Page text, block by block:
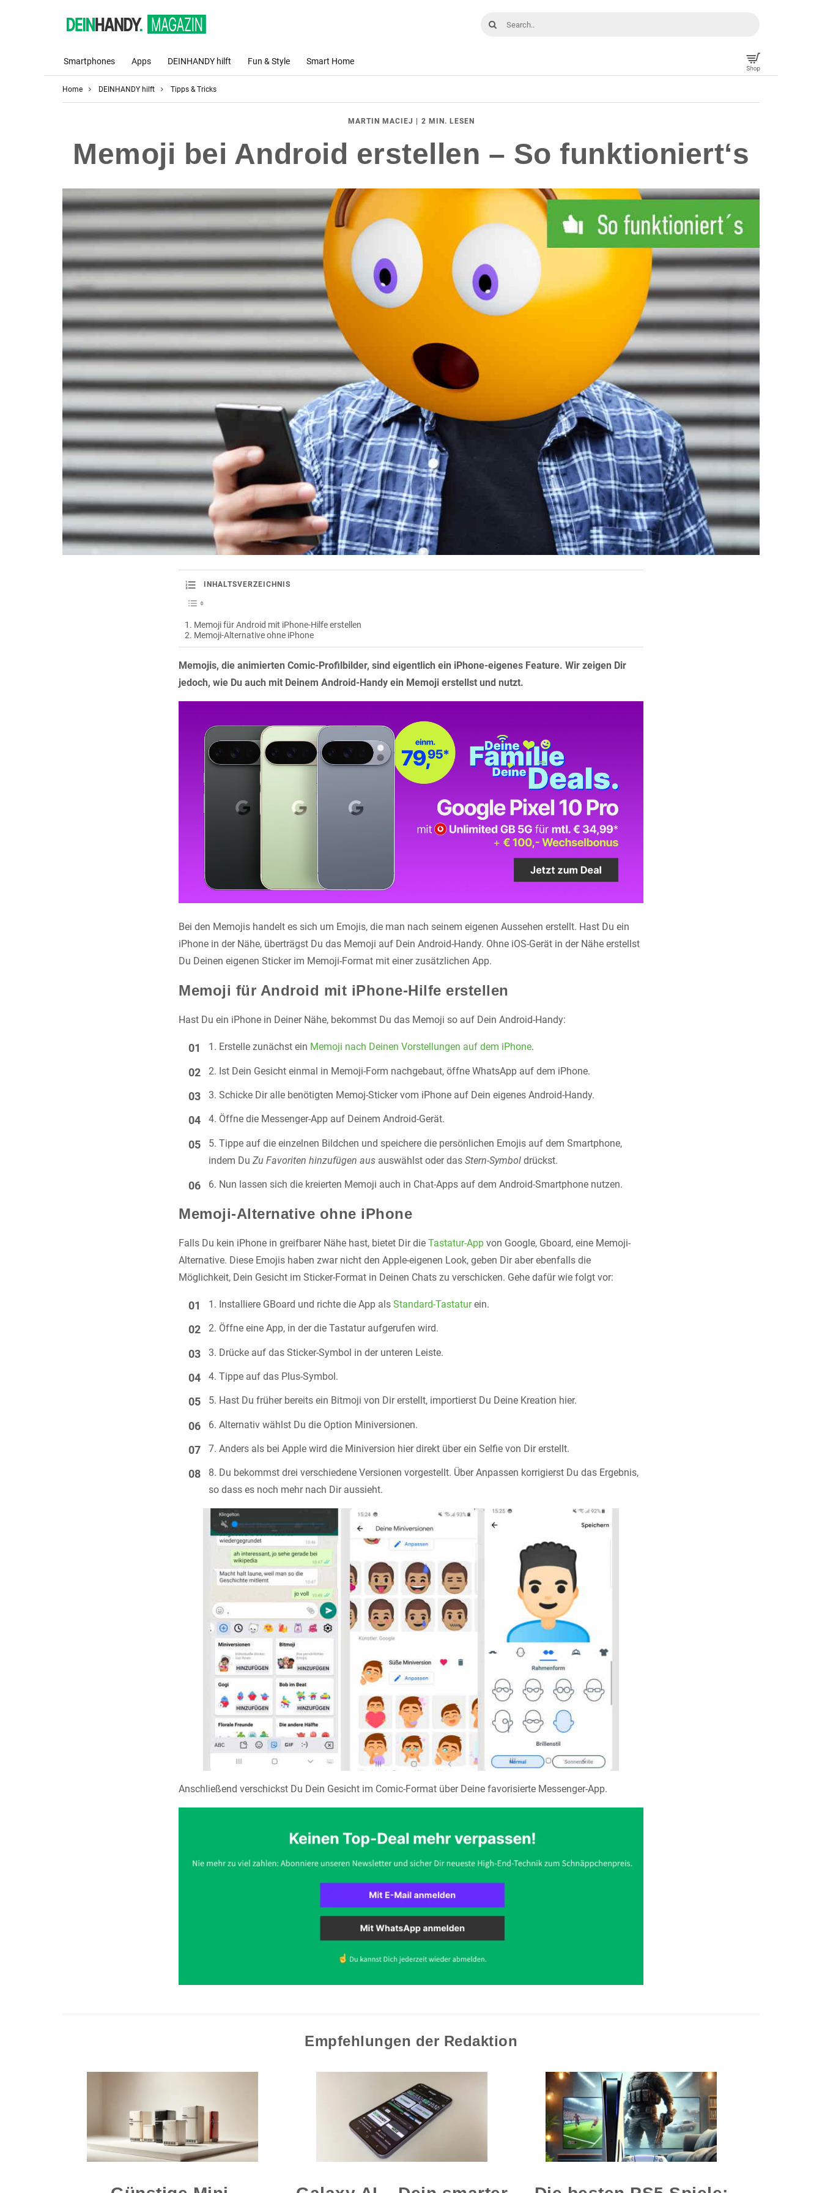
Smartphones Apps DEINHANDY hilft Fun & Style Smart Home
Home DEINHANDY hilft Tipps & Tricks
MARTIN MACIEJ 2 MIN. LESEN
Memoji bei Android erstellen – So funktioniert‘s
INHALTSVERZEICHNIS
Memoji für Android mit iPhone-Hilfe erstellen
Memoji-Alternative ohne iPhone
Memojis, die animierten Comic-Profilbilder, sind eigentlich ein iPhone-eigenes Feature. Wir zeigen Dir
jedoch, wie Du auch mit Deinem Android-Handy ein Memoji erstellst und nutzt.
Bei den Memojis handelt es sich um Emojis, die man nach seinem eigenen Aussehen erstellt. Hast Du ein
iPhone in der Nähe, überträgst Du das Memoji auf Dein Android-Handy. Ohne iOS-Gerät in der Nähe erstellst
Du Deinen eigenen Sticker im Memoji-Format mit einer zusätzlichen App.
Memoji für Android mit iPhone-Hilfe erstellen
Hast Du ein iPhone in Deiner Nähe, bekommst Du das Memoji so auf Dein Android-Handy:
Erstelle zunächst ein Memoji nach Deinen Vorstellungen auf dem iPhone.
Ist Dein Gesicht einmal in Memoji-Form nachgebaut, öffne WhatsApp auf dem iPhone.
Schicke Dir alle benötigten Memoj-Sticker vom iPhone auf Dein eigenes Android-Handy.
Öffne die Messenger-App auf Deinem Android-Gerät.
Tippe auf die einzelnen Bildchen und speichere die persönlichen Emojis auf dem Smartphone,
indem DuZu Favoriten hinzufügen aus auswählst oder dasStern-Symbol drückst.
Nun lassen sich die kreierten Memoji auch in Chat-Apps auf dem Android-Smartphone nutzen.
Memoji-Alternative ohne iPhone
Falls Du kein iPhone in greifbarer Nähe hast, bietet Dir die Tastatur-App von Google, Gboard, eine Memoji-
Alternative. Diese Emojis haben zwar nicht den Apple-eigenen Look, geben Dir aber ebenfalls die
Möglichkeit, Dein Gesicht im Sticker-Format in Deinen Chats zu verschicken. Gehe dafür wie folgt vor:
Installiere GBoard und richte die App alsStandard-Tastaturein.
Öffne eine App, in der die Tastatur aufgerufen wird.
Drücke auf das Sticker-Symbol in der unteren Leiste.
Tippe auf das Plus-Symbol.
Hast Du früher bereits ein Bitmoji von Dir erstellt, importierst Du Deine Kreation hier.
Alternativ wählst Du die Option Miniversionen.
Anders als bei Apple wird die Miniversion hier direkt über ein Selfie von Dir erstellt.
Du bekommst drei verschiedene Versionen vorgestellt. Über Anpassen korrigierst Du das Ergebnis,
so dass es noch mehr nach Dir aussieht.
Anschließend verschickst Du Dein Gesicht im Comic-Format über Deine favorisierte Messenger-App.
Empfehlungen der Redaktion